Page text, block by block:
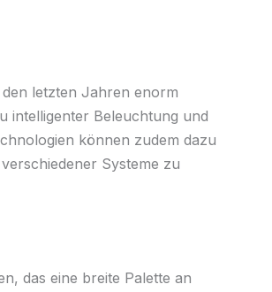
letzten Jahren enorm
intelligenter Beleuchtung und
können zudem dazu
Systeme zu
das eine breite Palette an